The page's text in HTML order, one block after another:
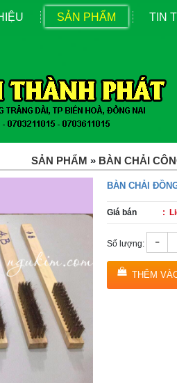
SẢN PHẨM TIN
SẢN PHẨM » BÀN CHẢI
BÀN CHẢI
Giá bán :
Số lượng: -
THÊM